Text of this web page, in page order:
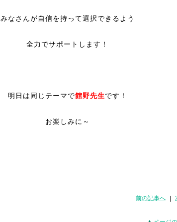
みなさんが自信を持って選択できるよう
全力でサポートします！
明日は同じテーマで館野先生です！
お楽しみに～
前の記事へ